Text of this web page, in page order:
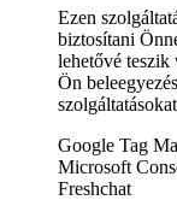
Ezen
biztosítani
lehetővé teszik
Ön
Google Tag
Microsoft
Freshchat